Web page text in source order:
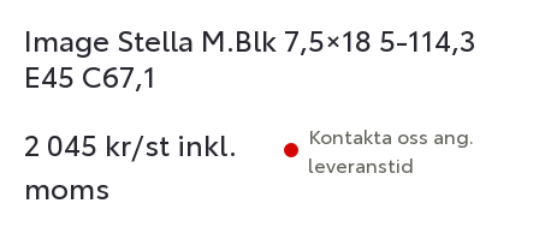
Image Stella M.Blk 7,5×18 5-114,3
E45 C67,1
2 045 kr/st inkl.
moms
Kontakta oss ang.
leveranstid